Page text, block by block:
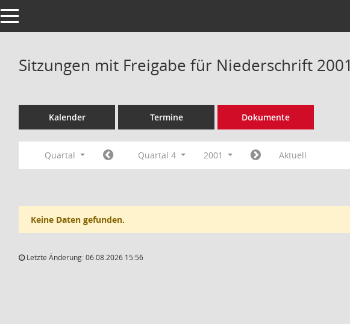
Toggle navigation
Sitzungen mit Freigabe für Niederschrift 2001
Kalender Termine Dokumente
Quartal Quartal 4 2001 Aktuell
Keine Daten gefunden.
Letzte Änderung: 06.08.2026 15:56